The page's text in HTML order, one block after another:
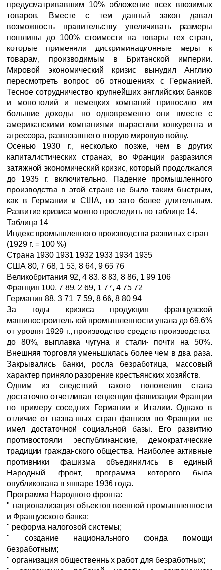
предусматривавшим 10% обложение всех ввозимых
товаров. Вместе с тем данный закон давал
возможность правительству увеличивать размеры
пошлины до 100% стоимости на товары тех стран,
которые применяли дискриминационные меры к
товарам, производимым в Британской империи.
Мировой экономический кризис вынудил Англию
пересмотреть вопрос об отношениях с Германией.
Тесное сотрудничество крупнейших английских банков
и монополий и немецких компаний приносило им
большие доходы, но одновременно они вместе с
американскими компаниями вырастили конкурента и
агрессора, развязавшего вторую мировую войну.
Осенью 1930 г., несколько позже, чем в других
капиталистических странах, во Франции разразился
затяжной экономический кризис, который продолжался
до 1935 г. включительно. Падение промышленного
производства в этой стране не было таким быстрым,
как в Германии и США, но зато более длительным.
Развитие кризиса можно проследить по таблице 14.
Таблица 14
Индекс промышленного производства развитых стран
(1929 г. = 100 %)
Страна 1930 1931 1932 1933 1934 1935
США 80, 7 68, 1 53, 8 64, 9 66 76
Великобритания 92, 4 83. 8 83, 8 86, 1 99 106
Франция 100, 7 89, 2 69, 1 77, 4 75 72
Германия 88, 3 71, 7 59, 8 66, 8 80 94
За годы кризиса продукция французской
машиностроительной промышленности упала до 69,6%
от уровня 1929 г., производство средств производства-
до 80%, выплавка чугуна и стали- почти на 50%.
Внешняя торговля уменьшилась более чем в два раза.
Закрывались банки, росла безработица, массовый
характер приняло разорение крестьянских хозяйств.
Одним из следствий такого положения стала
достаточно отчетливая тенденция фашизации Франции
по примеру соседних Германии и Италии. Однако в
отличие от названных стран фашизм во Франции не
имел достаточной социальной базы. Его развитию
противостояли республиканские, демократические
традиции гражданского общества. Наиболее активные
противники фашизма объединились в единый
Народный фронт, программа которого была
опубликована в январе 1936 года.
Программа Народного фронта:
" национализация объектов военной промышленности
и Французского банка;
" реформа налоговой системы;
" создание национального фонда помощи
безработным;
" организация общественных работ для безработных;